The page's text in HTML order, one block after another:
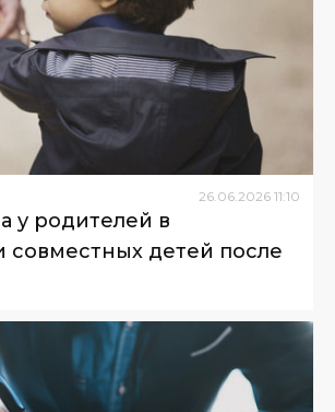
26.06.2026 11:10
у родителей в
детей после